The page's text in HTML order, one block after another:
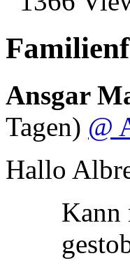
Ansgar
Tagen) @
Hallo
Kann